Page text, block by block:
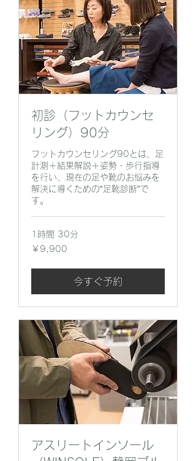
初診（フットカウンセ
リング）90分
フットカウンセリング90とは、足
計測＋結果解説＋姿勢・歩行指導
を行い、現在の足や靴のお悩みを
解決に導くための“足靴診断”で
す。
1時間 30分
9,900
円
￥9,900
今すぐ予約
アスリートインソール